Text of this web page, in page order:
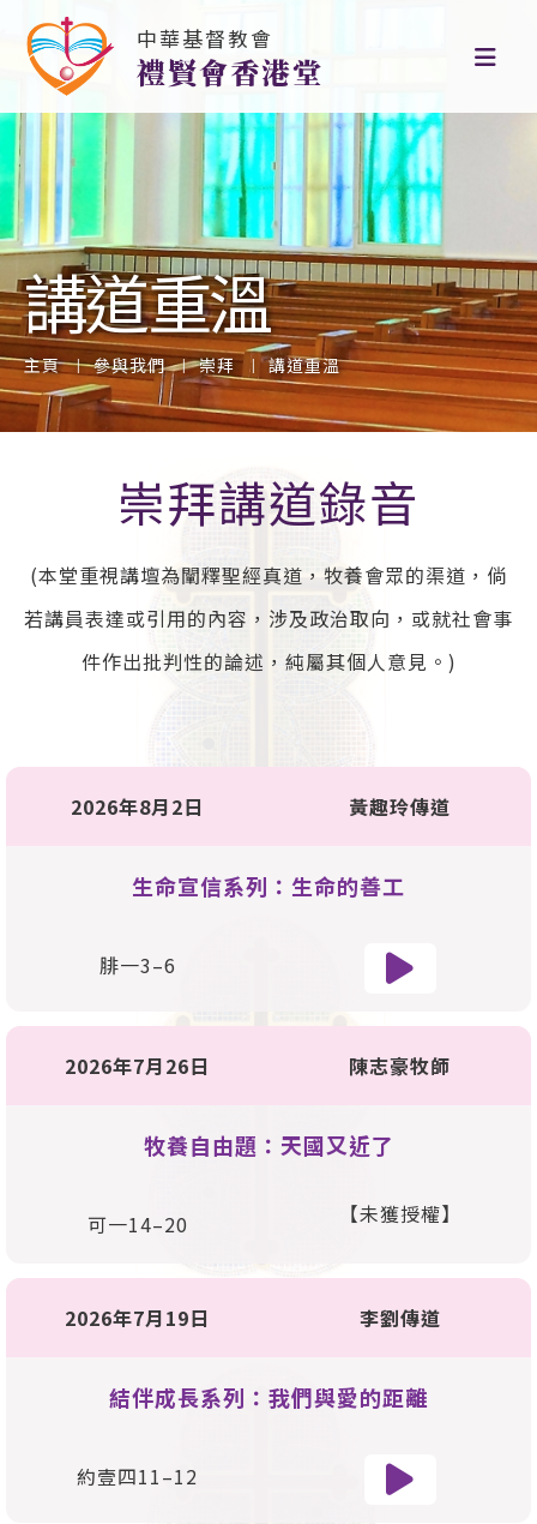
中華基督教會
禮賢會香港堂
講道重溫
主頁 參與我們 崇拜 講道重溫
崇拜講道錄音
(本堂重視講壇為闡釋聖經真道，牧養會眾的渠道，倘
若講員表達或引用的內容，涉及政治取向，或就社會事
件作出批判性的論述，純屬其個人意見。)
2026年8月2日 黃趣玲傳道
生命宣信系列：生命的善工
腓一3–6
2026年7月26日 陳志豪牧師
牧養自由題：天國又近了
可一14–20 【未獲授權】
2026年7月19日 李劉傳道
結伴成長系列：我們與愛的距離
約壹四11–12